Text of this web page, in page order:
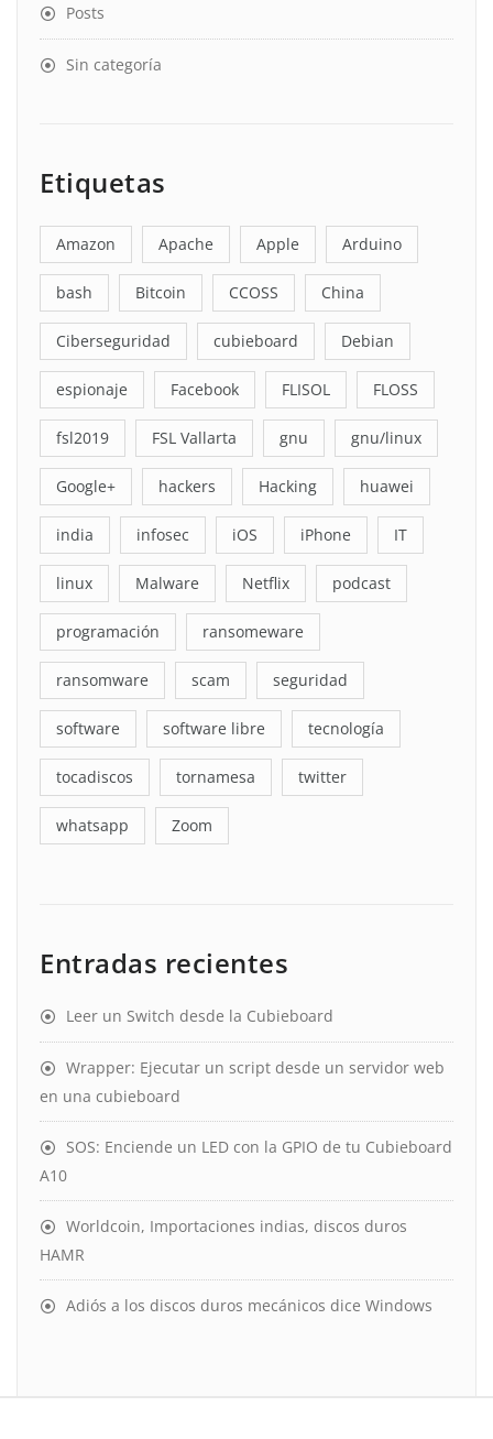
Posts
Sin categoría
Etiquetas
Amazon Apache Apple Arduino
bash Bitcoin CCOSS China
Ciberseguridad cubieboard Debian
espionaje Facebook FLISOL FLOSS
fsl2019 FSL Vallarta gnu gnu/linux
Google+ hackers Hacking huawei
india infosec iOS iPhone IT
linux Malware Netflix podcast
programación ransomeware
ransomware scam seguridad
software software libre tecnología
tocadiscos tornamesa twitter
whatsapp Zoom
Entradas recientes
Leer un Switch desde la Cubieboard
Wrapper: Ejecutar un script desde un servidor web
en una cubieboard
SOS: Enciende un LED con la GPIO de tu Cubieboard
A10
Worldcoin, Importaciones indias, discos duros
HAMR
Adiós a los discos duros mecánicos dice Windows